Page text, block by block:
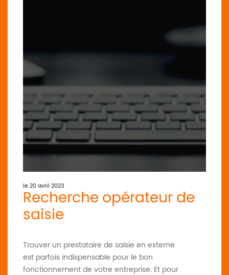
le 20 avril 2023
Recherche opérateur de
saisie
Trouver un prestataire de saisie en externe
est parfois indispensable pour le bon
fonctionnement de votre entreprise. Et pour